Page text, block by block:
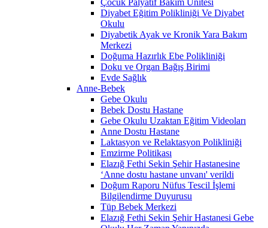
Diyabet Eğitim Polikliniği Ve Diyabet
Okulu
Diyabetik Ayak ve Kronik Yara Bakım
Merkezi
Doğuma Hazırlık Ebe Polikliniği
Doku ve Organ Bağış Birimi
Evde Sağlık
Anne-Bebek
Gebe Okulu
Bebek Dostu Hastane
Gebe Okulu Uzaktan Eğitim Videoları
Anne Dostu Hastane
Laktasyon ve Relaktasyon Polikliniği
Emzirme Politikası
Elazığ Fethi Sekin Şehir Hastanesine
‘Anne dostu hastane unvanı' verildi
Doğum Raporu Nüfus Tescil İşlemi
Bilgilendirme Duyurusu
Tüp Bebek Merkezi
Elazığ Fethi Sekin Şehir Hastanesi Gebe